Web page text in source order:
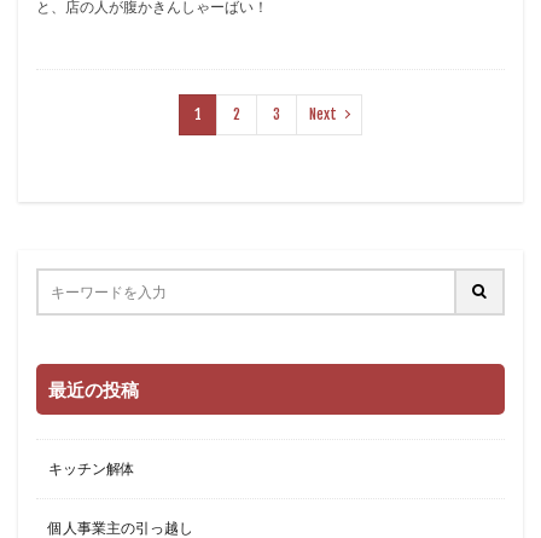
と、店の人が腹かきんしゃーばい！
1 2 3 Next
最近の投稿
キッチン解体
個人事業主の引っ越し